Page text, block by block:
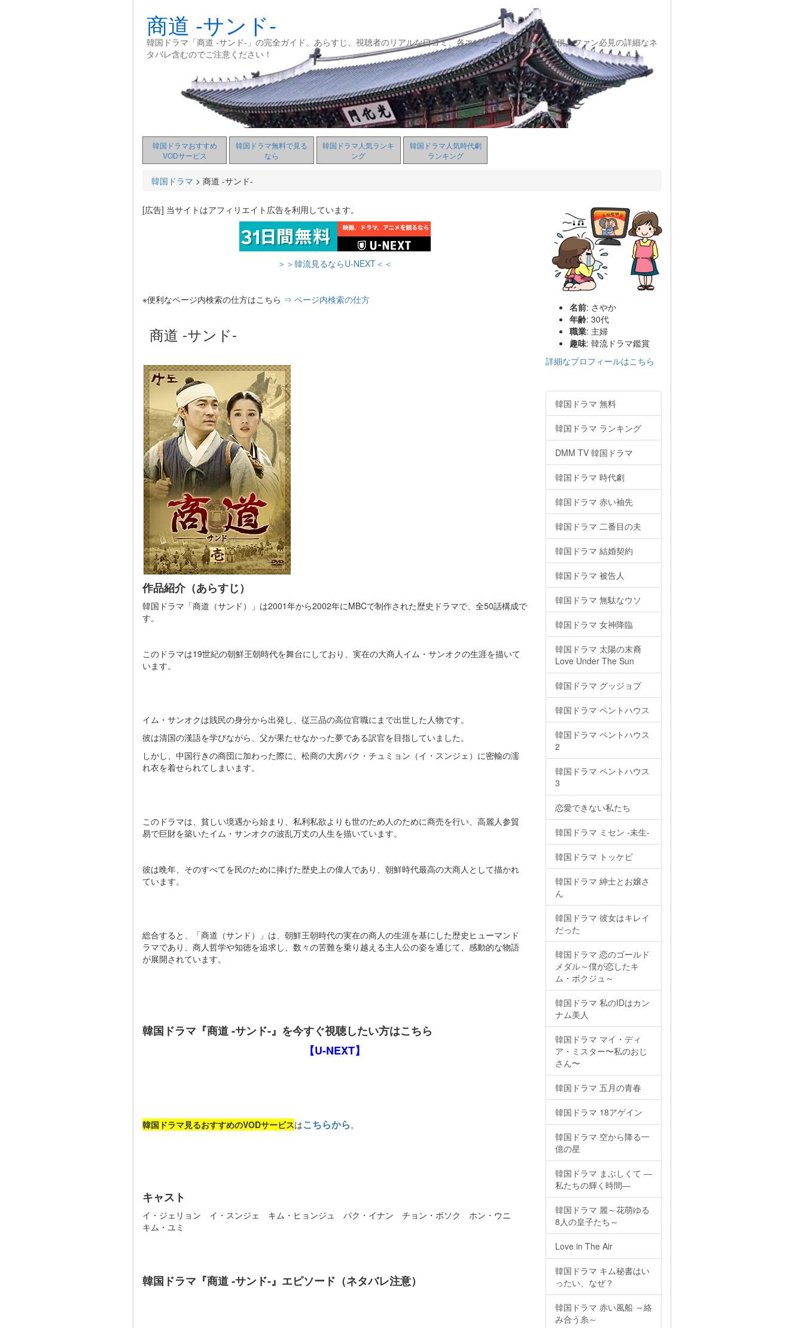
商道 ‐サンド‐
韓国ドラマ「商道 ‐サンド‐」の完全ガイド。あらすじ、視聴者のリアルな口コミ、各エピソードの深掘りを提供。ファン必見の詳細なネ
タバレ含むのでご注意ください！
韓国ドラマおすすめ
VODサービス
韓国ドラマ無料で見る
なら
韓国ドラマ人気ランキ
ング
韓国ドラマ人気時代劇
ランキング
韓国ドラマ > 商道 ‐サンド‐
[広告] 当サイトはアフィリエイト広告を利用しています。
＞＞韓流見るならU-NEXT＜＜
※便利なページ内検索の仕方はこちら ⇒ ページ内検索の仕方
商道 ‐サンド‐
作品紹介（あらすじ）
韓国ドラマ「商道（サンド）」は2001年から2002年にMBCで制作された歴史ドラマで、全50話構成で
す。
このドラマは19世紀の朝鮮王朝時代を舞台にしており、実在の大商人イム・サンオクの生涯を描いて
います​​​​。
イム・サンオクは賎民の身分から出発し、従三品の高位官職にまで出世した人物です。
彼は清国の漢語を学びながら、父が果たせなかった夢である訳官を目指していました。
しかし、中国行きの商団に加わった際に、松商の大房パク・チュミョン（イ・スンジェ）に密輸の濡
れ衣を着せられてしまいます​​​​。
このドラマは、貧しい境遇から始まり、私利私欲よりも世のため人のために商売を行い、高麗人参貿
易で巨財を築いたイム・サンオクの波乱万丈の人生を描いています。
彼は晩年、そのすべてを民のために捧げた歴史上の偉人であり、朝鮮時代最高の大商人として描かれ
ています​​。
総合すると、「商道（サンド）」は、朝鮮王朝時代の実在の商人の生涯を基にした歴史ヒューマンド
ラマであり、商人哲学や知徳を追求し、数々の苦難を乗り越える主人公の姿を通じて、感動的な物語
が展開されています。
韓国ドラマ『商道 ‐サンド‐』を今すぐ視聴したい方はこちら
【U-NEXT】
韓国ドラマ見るおすすめのVODサービスはこちらから。
キャスト
イ・ジェリョン イ・スンジェ キム・ヒョンジュ パク・イナン チョン・ボソク ホン・ウニ
キム・ユミ
韓国ドラマ『商道 ‐サンド‐』エピソード（ネタバレ注意）
名前: さやか
年齢: 30代
職業: 主婦
趣味: 韓流ドラマ鑑賞
詳細なプロフィールはこちら
韓国ドラマ 無料
韓国ドラマ ランキング
DMM TV 韓国ドラマ
韓国ドラマ 時代劇
韓国ドラマ 赤い袖先
韓国ドラマ 二番目の夫
韓国ドラマ 結婚契約
韓国ドラマ 被告人
韓国ドラマ 無駄なウソ
韓国ドラマ 女神降臨
韓国ドラマ 太陽の末裔
Love Under The Sun
韓国ドラマ グッジョブ
韓国ドラマ ペントハウス
韓国ドラマ ペントハウス
2
韓国ドラマ ペントハウス
3
恋愛できない私たち
韓国ドラマ ミセン -未生-
韓国ドラマ トッケビ
韓国ドラマ 紳士とお嬢さ
ん
韓国ドラマ 彼女はキレイ
だった
韓国ドラマ 恋のゴールド
メダル～僕が恋したキ
ム・ボクジュ～
韓国ドラマ 私のIDはカン
ナム美人
韓国ドラマ マイ・ディ
ア・ミスター〜私のおじ
さん〜
韓国ドラマ 五月の青春
韓国ドラマ 18アゲイン
韓国ドラマ 空から降る一
億の星
韓国ドラマ まぶしくて ―
私たちの輝く時間―
韓国ドラマ 麗～花萌ゆる
8人の皇子たち～
Love in The Air
韓国ドラマ キム秘書はい
ったい、なぜ？
韓国ドラマ 赤い風船 ～絡
み合う糸～